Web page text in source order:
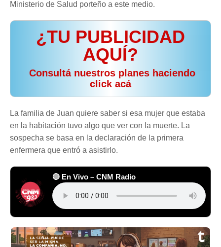
Ministerio de Salud porteño a este medio.
¿TU PUBLICIDAD
AQUÍ?
️ Consultá nuestros planes haciendo
click acá
La familia de Juan quiere saber si esa mujer que estaba
en la habitación tuvo algo que ver con la muerte. La
sospecha se basa en la declaración de la primera
enfermera que entró a asistirlo.
🔴 En Vivo – CNM Radio